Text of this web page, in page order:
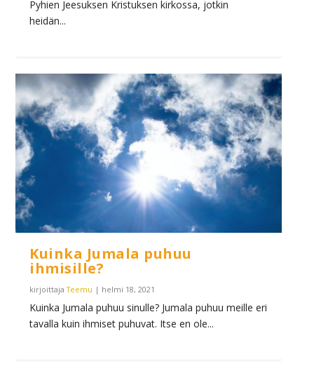
Pyhien Jeesuksen Kristuksen kirkossa, jotkin
heidän...
Kuinka Jumala puhuu
ihmisille?
kirjoittajaTeemu | helmi 18, 2021
Kuinka Jumala puhuu sinulle? Jumala puhuu meille eri
tavalla kuin ihmiset puhuvat. Itse en ole...